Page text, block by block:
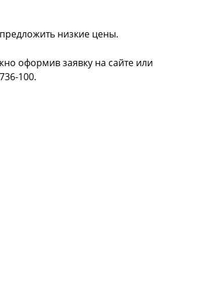
низкие цены.
оформив заявку на сайте или
100.